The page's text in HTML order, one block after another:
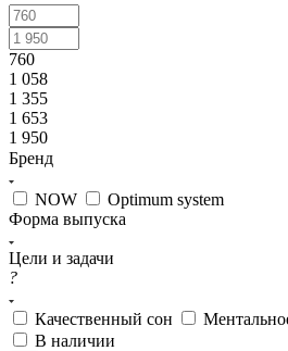
760
1 058
1 355
1 653
1 950
Бренд
NOW
Optimum system
Форма выпуска
Цели и задачи
?
Качественный сон
В наличии